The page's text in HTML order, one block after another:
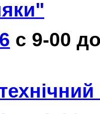
с 9-00